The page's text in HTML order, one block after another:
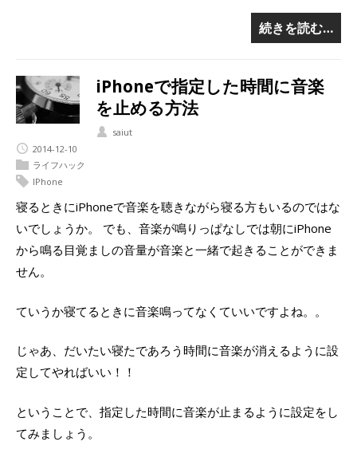
続きを読む…
iPhoneで指定した時間に音楽
を止める方法
saiut
2014-12-10
ライフハック
IPhone
寝るときにiPhoneで音楽を聴きながら寝る方もいるのではな
いでしょうか。 でも、音楽が鳴りっぱなしでは朝にiPhone
から鳴る目覚ましの音量が音楽と一緒で起きることができま
せん。
ていうか寝てるときに音楽鳴ってなくていいですよね。。
じゃあ、だいたい寝たであろう時間に音楽が消えるように設
定してやればいい！！
ということで、指定した時間に音楽が止まるように設定をし
てみましょう。